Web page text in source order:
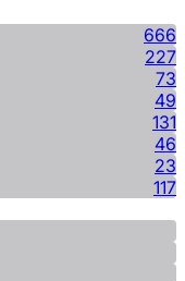
666
227
73
49
131
46
23
117